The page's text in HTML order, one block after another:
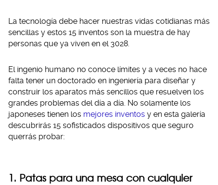
La tecnología debe hacer nuestras vidas cotidianas más
sencillas y estos 15 inventos son la muestra de hay
personas que ya viven en el 3028.
El ingenio humano no conoce límites y a veces no hace
falta tener un doctorado en ingeniería para diseñar y
construir los aparatos más sencillos que resuelven los
grandes problemas del día a día. No solamente los
japoneses tienen los mejores inventos y en esta galería
descubrirás 15 sofisticados dispositivos que seguro
querrás probar:
1. Patas para una mesa con cualquier